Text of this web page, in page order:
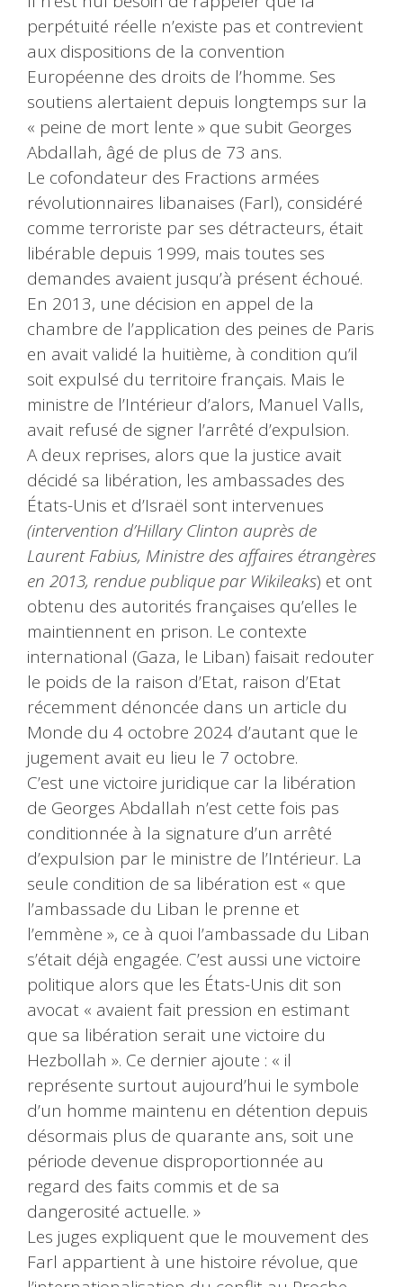
perpétuité réelle n’existe pas et contrevient
aux dispositions de la convention
Européenne des droits de l’homme. Ses
soutiens alertaient depuis longtemps sur la
« peine de mort lente » que subit Georges
Abdallah, âgé de plus de 73 ans.
Le cofondateur des Fractions armées
révolutionnaires libanaises (Farl), considéré
comme terroriste par ses détracteurs, était
libérable depuis 1999, mais toutes ses
demandes avaient jusqu’à présent échoué.
En 2013, une décision en appel de la
chambre de l’application des peines de Paris
en avait validé la huitième, à condition qu’il
soit expulsé du territoire français. Mais le
ministre de l’Intérieur d’alors, Manuel Valls,
avait refusé de signer l’arrêté d’expulsion.
A deux reprises, alors que la justice avait
décidé sa libération, les ambassades des
États-Unis et d’Israël sont intervenues
(intervention d’Hillary Clinton auprès de
Laurent Fabius, Ministre des affaires étrangères
en 2013, rendue publique par Wikileaks) et ont
obtenu des autorités françaises qu’elles le
maintiennent en prison. Le contexte
international (Gaza, le Liban) faisait redouter
le poids de la raison d’Etat, raison d’Etat
récemment dénoncée dans un article du
Monde du 4 octobre 2024 d’autant que le
jugement avait eu lieu le 7 octobre.
C’est une victoire juridique car la libération
de Georges Abdallah n’est cette fois pas
conditionnée à la signature d’un arrêté
d’expulsion par le ministre de l’Intérieur. La
seule condition de sa libération est « que
l’ambassade du Liban le prenne et
l’emmène », ce à quoi l’ambassade du Liban
s’était déjà engagée. C’est aussi une victoire
politique alors que les États-Unis dit son
avocat « avaient fait pression en estimant
que sa libération serait une victoire du
Hezbollah ». Ce dernier ajoute : « il
représente surtout aujourd’hui le symbole
d’un homme maintenu en détention depuis
désormais plus de quarante ans, soit une
période devenue disproportionnée au
regard des faits commis et de sa
dangerosité actuelle. »
Les juges expliquent que le mouvement des
Farl appartient à une histoire révolue, que